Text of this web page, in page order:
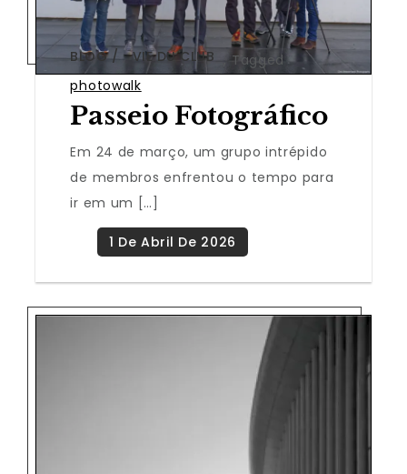
BLOG ,
VIE DU CLUB
Tagged
photowalk
Passeio Fotográfico
Em 24 de março, um grupo intrépido
de membros enfrentou o tempo para
ir em um […]